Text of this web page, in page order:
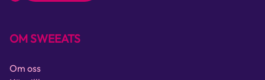
OM SWEEATS
Om oss